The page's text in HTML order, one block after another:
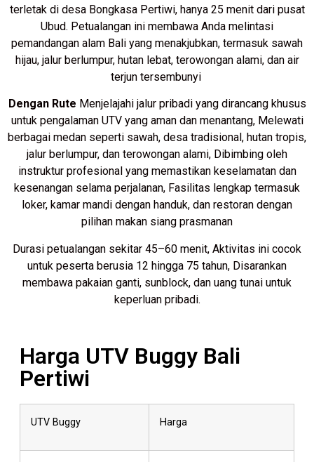
terletak di desa Bongkasa Pertiwi, hanya 25 menit dari pusat
Ubud. Petualangan ini membawa Anda melintasi
pemandangan alam Bali yang menakjubkan, termasuk sawah
hijau, jalur berlumpur, hutan lebat, terowongan alami, dan air
terjun tersembunyi
Dengan Rute Menjelajahi jalur pribadi yang dirancang khusus
untuk pengalaman UTV yang aman dan menantang, Melewati
berbagai medan seperti sawah, desa tradisional, hutan tropis,
jalur berlumpur, dan terowongan alami, Dibimbing oleh
instruktur profesional yang memastikan keselamatan dan
kesenangan selama perjalanan, Fasilitas lengkap termasuk
loker, kamar mandi dengan handuk, dan restoran dengan
pilihan makan siang prasmanan
Durasi petualangan sekitar 45–60 menit, Aktivitas ini cocok
untuk peserta berusia 12 hingga 75 tahun, Disarankan
membawa pakaian ganti, sunblock, dan uang tunai untuk
keperluan pribadi.
Harga UTV Buggy Bali
Pertiwi
UTV Buggy Harga